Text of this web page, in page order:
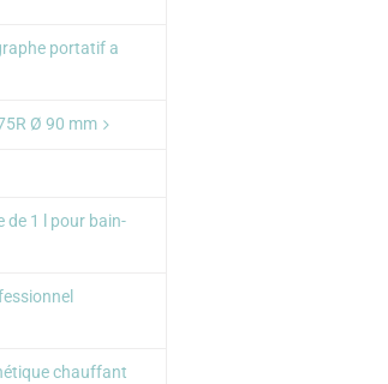
portatif a
Ø 90 mm
de 1 l pour bain-
chauffant